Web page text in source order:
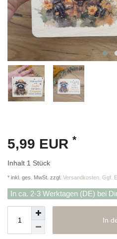
5,99 EUR *
Inhalt 1 Stück
* inkl. ges. MwSt. zzgl. Versandkosten. Ggf.
In ca. 2-3 Werktagen (DE) bei
In